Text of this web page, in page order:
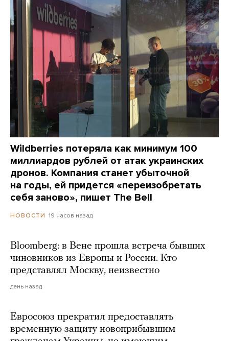
Wildberries потеряла как минимум 100
миллиардов рублей от атак украинских
дронов. Компания станет убыточной
на годы, ей придется «переизобретать
себя заново», пишет The Bell
НОВОСТИ 19 часов назад
Bloomberg: в Вене прошла встреча бывших
чиновников из Европы и России. Кто
представлял Москву, неизвестно
день назад
Евросоюз прекратил предоставлять
временную защиту новоприбывшим